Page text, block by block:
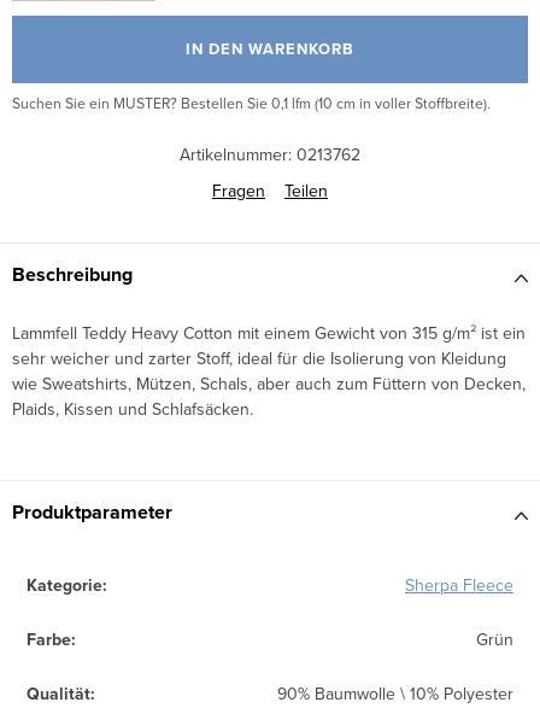
IN DEN WARENKORB
Suchen Sie ein MUSTER? Bestellen Sie 0,1 lfm (10 cm in voller Stoffbreite).
Artikelnummer: 0213762
Fragen
Teilen
Beschreibung
Lammfell Teddy Heavy Cotton mit einem Gewicht von 315 g/m² ist ein
sehr weicher und zarter Stoff, ideal für die Isolierung von Kleidung
wie Sweatshirts, Mützen, Schals, aber auch zum Füttern von Decken,
Plaids, Kissen und Schlafsäcken.
Produktparameter
Kategorie: Sherpa Fleece
Farbe: Grün
Qualität: 90% Baumwolle \ 10% Polyester